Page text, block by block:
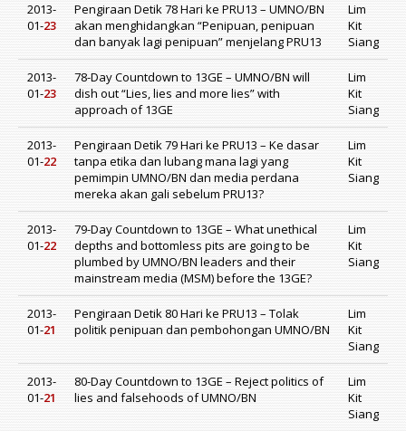
2013-
01-23
Pengiraan Detik 78 Hari ke PRU13 – UMNO/BN
akan menghidangkan “Penipuan, penipuan
dan banyak lagi penipuan” menjelang PRU13
Lim
Kit
Siang
2013-
01-23
78-Day Countdown to 13GE – UMNO/BN will
dish out “Lies, lies and more lies” with
approach of 13GE
Lim
Kit
Siang
2013-
01-22
Pengiraan Detik 79 Hari ke PRU13 – Ke dasar
tanpa etika dan lubang mana lagi yang
pemimpin UMNO/BN dan media perdana
mereka akan gali sebelum PRU13?
Lim
Kit
Siang
2013-
01-22
79-Day Countdown to 13GE – What unethical
depths and bottomless pits are going to be
plumbed by UMNO/BN leaders and their
mainstream media (MSM) before the 13GE?
Lim
Kit
Siang
2013-
01-21
Pengiraan Detik 80 Hari ke PRU13 – Tolak
politik penipuan dan pembohongan UMNO/BN
Lim
Kit
Siang
2013-
01-21
80-Day Countdown to 13GE – Reject politics of
lies and falsehoods of UMNO/BN
Lim
Kit
Siang